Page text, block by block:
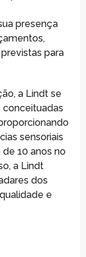
presença
para
a Lindt se
conceituadas
sensoriais
10 anos no
a Lindt
dos
e